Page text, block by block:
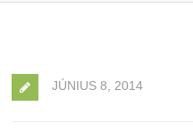
JÚNIUS 8, 2014